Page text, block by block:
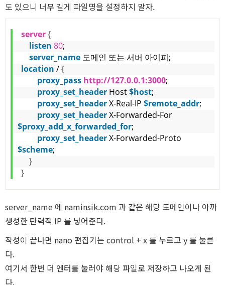
도 있으니 너무 길게 파일명을 설정하지 말자.
server{
listen 80;
server_name 도메인 또는 서버 아이피;
location / {
proxy_pass http://127.0.0.1:3000;
proxy_set_header Host $host;
proxy_set_header X-Real-IP $remote_addr;
proxy_set_header X-Forwarded-For
$proxy_add_x_forwarded_for;
proxy_set_header X-Forwarded-Proto
$scheme;
}
}
server_name 에 naminsik.com 과 같은 해당 도메인이나 아까
생성한 탄력적 IP 를 넣어준다.
작성이 끝나면 nano 편집기는 control + x 를 누르고 y 를 눌른
다.
여기서 한번 더 엔터를 눌러야 해당 파일로 저장하고 나오게 된
다.